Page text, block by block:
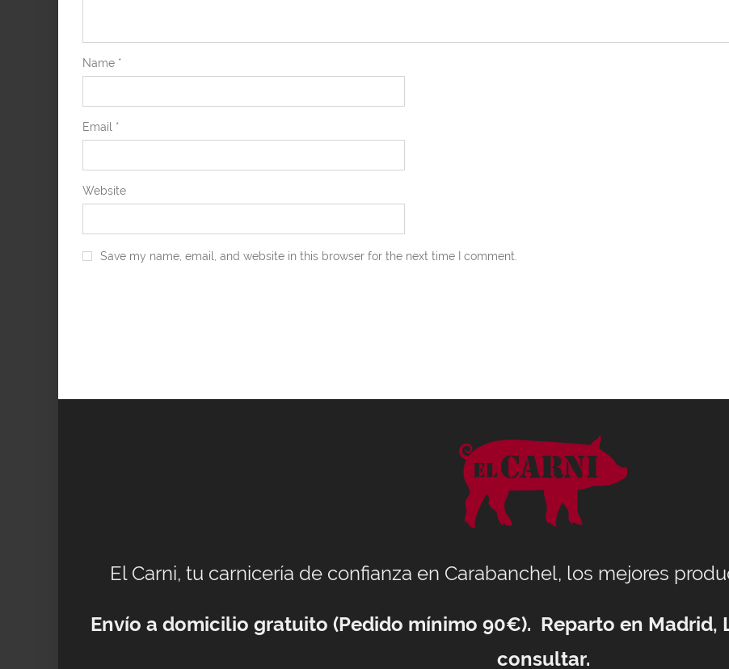
Name *
Email *
Website
Save my name, email, and website in this browser for the next time I comment.
El Carni, tu carnicería de confianza en Carabanchel, los mejores
Envío a domicilio gratuito (Pedido mínimo 90€). Reparto en Madrid,
consultar.